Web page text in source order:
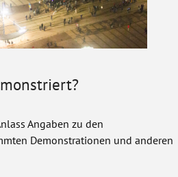
Angaben zu den
Demonstrationen und anderen